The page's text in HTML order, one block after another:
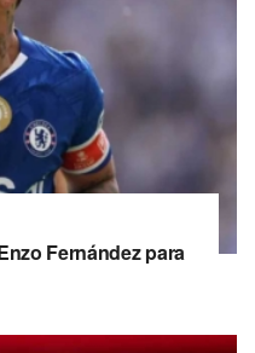
Fernández para